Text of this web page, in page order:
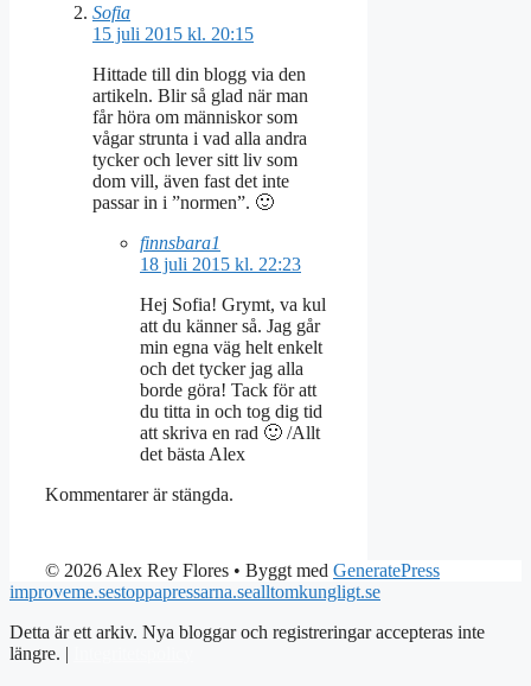
Sofia
15 juli 2015 kl. 20:15
Hittade till din blogg via den
artikeln. Blir så glad när man
får höra om människor som
vågar strunta i vad alla andra
tycker och lever sitt liv som
dom vill, även fast det inte
passar in i ”normen”. 🙂
finnsbara1
18 juli 2015 kl. 22:23
Hej Sofia! Grymt, va kul
att du känner så. Jag går
min egna väg helt enkelt
och det tycker jag alla
borde göra! Tack för att
du titta in och tog dig tid
att skriva en rad 🙂 /Allt
det bästa Alex
Kommentarer är stängda.
© 2026 Alex Rey Flores • Byggt med GeneratePress
improveme.sestoppapressarna.sealltomkungligt.se
Detta är ett arkiv. Nya bloggar och registreringar accepteras inte
längre. |